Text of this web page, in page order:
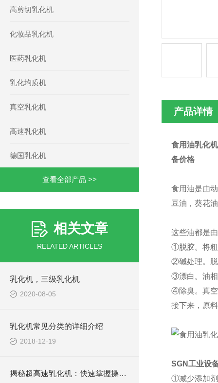
高剪切乳化机
化妆品乳化机
医药乳化机
乳化均质机
真空乳化机
高速乳化机
德国乳化机
查看全部产品 >>
相关文章
RELATED ARTICLES
乳化机，三级乳化机
2020-08-05
乳化机常见分类的详细介绍
2018-12-19
揭秘超高速乳化机：快速掌握操作秘籍！
产品详情
食用油乳化机
备价格
食用油是由
豆油，葵花
这些油都是
①脱胶。将粗
②碱处理。脱
③漂白。油相
④除臭。真空
接下来，原
SGN工业设
①减少添加剂